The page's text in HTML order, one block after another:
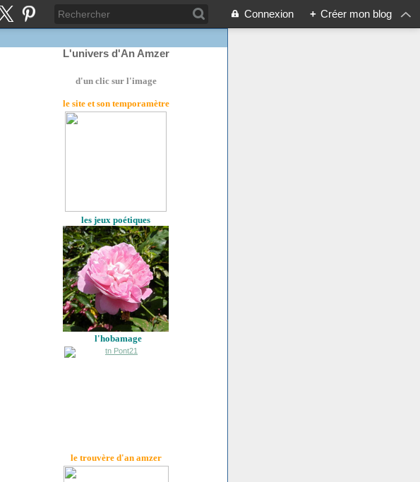
Connexion + Créer mon blog
L'univers d'An Amzer
d'un clic sur l'image
le site et son temporamètre
les jeux poétiques
l'hobamage
le trouvère d'an amzer